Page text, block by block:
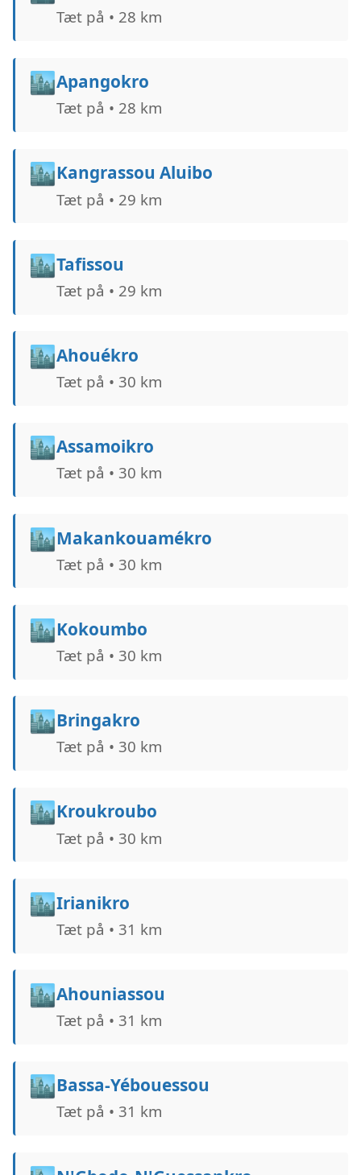
Tæt på • 28 km
🏙️Apangokro
Tæt på • 28 km
🏙️Kangrassou Aluibo
Tæt på • 29 km
🏙️Tafissou
Tæt på • 29 km
🏙️Ahouékro
Tæt på • 30 km
🏙️Assamoikro
Tæt på • 30 km
🏙️Makankouamékro
Tæt på • 30 km
🏙️Kokoumbo
Tæt på • 30 km
🏙️Bringakro
Tæt på • 30 km
🏙️Kroukroubo
Tæt på • 30 km
🏙️Irianikro
Tæt på • 31 km
🏙️Ahouniassou
Tæt på • 31 km
🏙️Bassa-Yébouessou
Tæt på • 31 km